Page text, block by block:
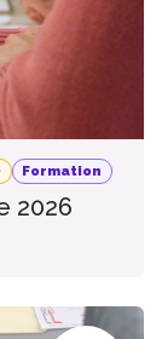
Formation
2026